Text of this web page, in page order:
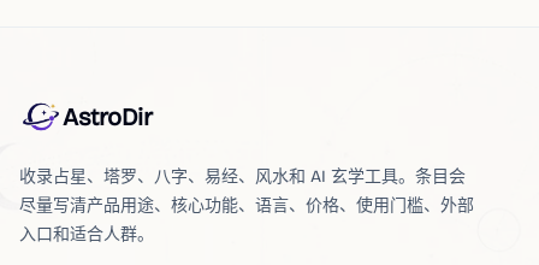
AstroDir
收录占星、塔罗、八字、易经、风水和 AI 玄学工具。条目会
尽量写清产品用途、核心功能、语言、价格、使用门槛、外部
入口和适合人群。